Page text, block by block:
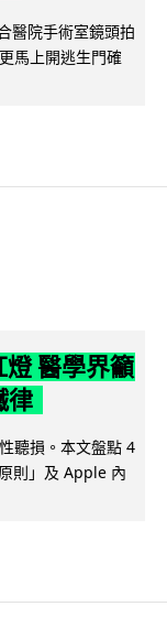
醫院手術室鏡頭拍
馬上開逃生門確
醫學界籲
律
聽損。本文盤點 4
則」及 Apple 內